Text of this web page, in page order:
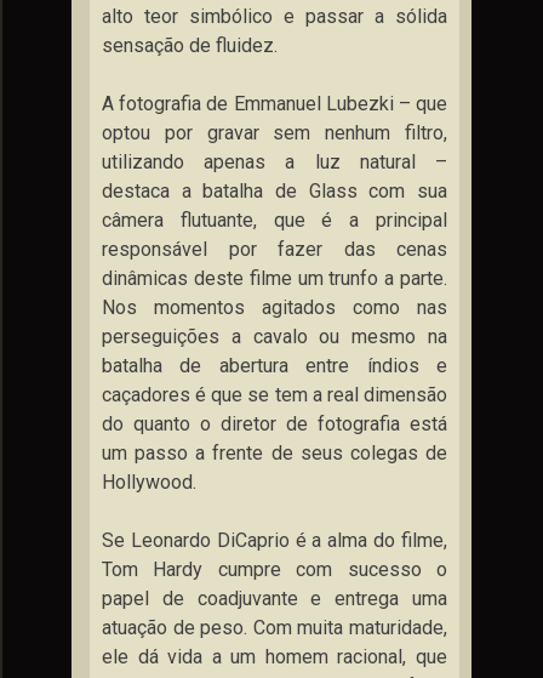
alto teor simbólico e passar a sólida
sensação de fluidez.
A fotografia de Emmanuel Lubezki – que
optou por gravar sem nenhum filtro,
utilizando apenas a luz natural –
destaca a batalha de Glass com sua
câmera flutuante, que é a principal
responsável por fazer das cenas
dinâmicas deste filme um trunfo a parte.
Nos momentos agitados como nas
perseguições a cavalo ou mesmo na
batalha de abertura entre índios e
caçadores é que se tem a real dimensão
do quanto o diretor de fotografia está
um passo a frente de seus colegas de
Hollywood.
Se Leonardo DiCaprio é a alma do filme,
Tom Hardy cumpre com sucesso o
papel de coadjuvante e entrega uma
atuação de peso. Com muita maturidade,
ele dá vida a um homem racional, que